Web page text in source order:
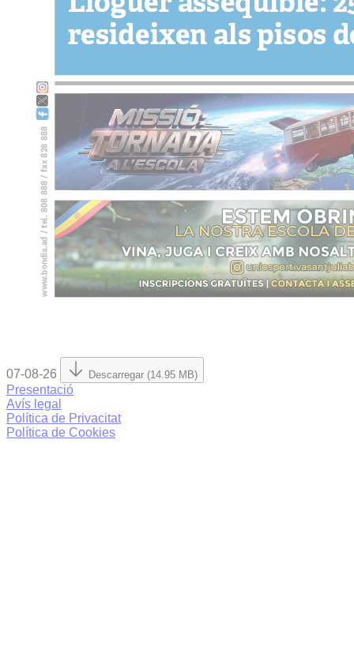
07-08-26 Descarregar (14.95 MB)
Presentació
Avís legal
Política de Privacitat
Política de Cookies